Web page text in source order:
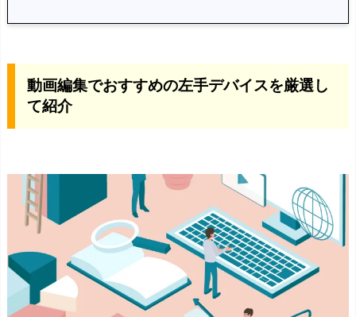
編
集
で
お
す
の
手
デ
バ
動画編集でおすすめの左手デバイスを厳選し
て紹介